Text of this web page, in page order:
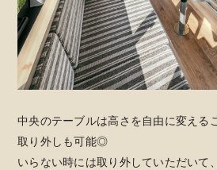
中央のテーブルは高さを自由に変える
取り外しも可能◎
いらない時には取り外していただいて